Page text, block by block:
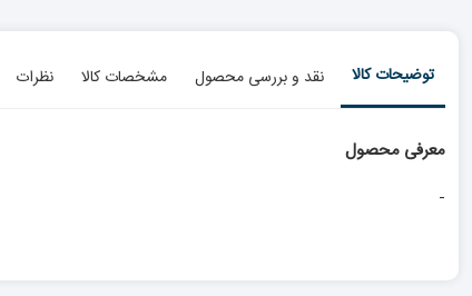
توضیحات کالا نقد و بررسی محصول مشخصات کالا نظرات
معرفی محصول
-